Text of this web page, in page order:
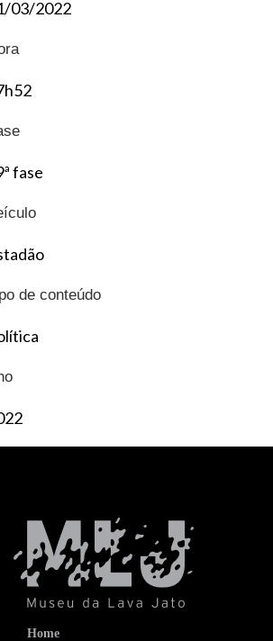
03/2022
fase
de conteúdo
Home